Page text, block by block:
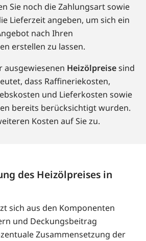
Sie noch die Zahlungsart sowie
Lieferzeit angeben, um sich ein
nach Ihren
erstellen zu lassen.
ausgewiesenen Heizölpreisesind
dass Raffineriekosten,
und Lieferkosten sowie
bereits berücksichtigt wurden.
Kosten auf Sie zu.
des Heizölpreises in
sich aus den Komponenten
und Deckungsbeitrag
Zusammensetzung der